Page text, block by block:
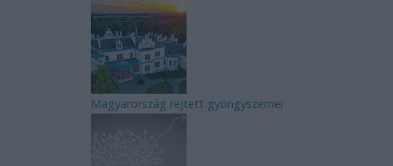
Magyarország rejtett gyöngyszemei